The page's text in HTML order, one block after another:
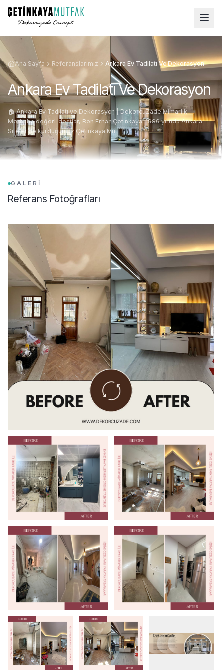
Ana Sayfa Referanslarımız Ankara Ev Tadilatı Ve Dekorasyon
Ankara Ev Tadilatı Ve Dekorasyon
🏠 Ankara Ev Tadilatı ve Dekorasyon | DekorcuZade Mimarlık
Merhaba değerli dostlar, Ben Erhan Çetinkaya. 1986 yılında Ankara
Siteler’de kurduğumuz Çetinkaya Mut
GALERİ
Referans Fotoğrafları